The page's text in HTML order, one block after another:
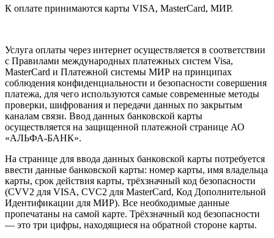
К оплате принимаются карты VISA, MasterCard, МИР.
Услуга оплаты через интернет осуществляется в соответствии
с Правилами международных платежных систем Visa,
MasterCard и Платежной системы МИР на принципах
соблюдения конфиденциальности и безопасности совершения
платежа, для чего используются самые современные методы
проверки, шифрования и передачи данных по закрытым
каналам связи. Ввод данных банковской карты
осуществляется на защищенной платежной странице АО
«АЛЬФА-БАНК».
На странице для ввода данных банковской карты потребуется
ввести данные банковской карты: номер карты, имя владельца
карты, срок действия карты, трёхзначный код безопасности
(CVV2 для VISA, CVC2 для MasterCard, Код Дополнительной
Идентификации для МИР). Все необходимые данные
пропечатаны на самой карте. Трёхзначный код безопасности
— это три цифры, находящиеся на обратной стороне карты.